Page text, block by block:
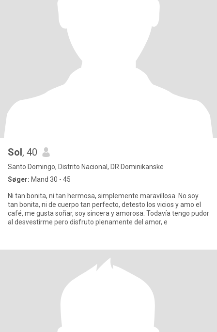
Sol, 40
Santo Domingo, Distrito Nacional, DR Dominikanske
Søger: Mand 30 - 45
Ni tan bonita, ni tan hermosa, simplemente maravillosa. No soy
tan bonita, ni de cuerpo tan perfecto, detesto los vicios y amo el
café, me gusta soñar, soy sincera y amorosa. Todavía tengo pudor
al desvestirme pero disfruto plenamente del amor, e